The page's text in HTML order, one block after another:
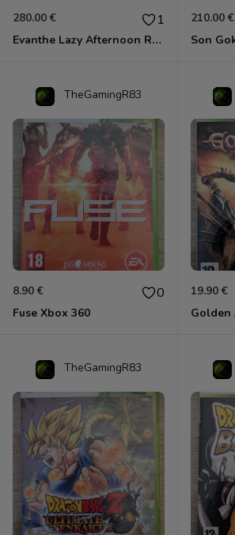
280.00 € 1
Evanthe Lazy Afternoon Red Pride of Eden
210.00 €
TheGamingR83
8.90 € 0
Fuse Xbox 360
19.90 €
TheGamingR83